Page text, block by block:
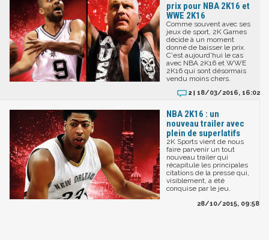
prix pour NBA 2K16 et
WWE 2K16
Comme souvent avec ses
jeux de sport, 2K Games
décide à un moment
donné de baisser le prix.
C'est aujourd'hui le cas
avec NBA 2K16 et WWE
2K16 qui sont désormais
vendu moins chers.
2 | 18/03/2016, 16:02
NBA 2K16 : un
nouveau trailer avec
plein de superlatifs
2K Sports vient de nous
faire parvenir un tout
nouveau trailer qui
récapitule les principales
citations de la presse qui,
visiblement, a été
conquise par le jeu.
28/10/2015, 09:58